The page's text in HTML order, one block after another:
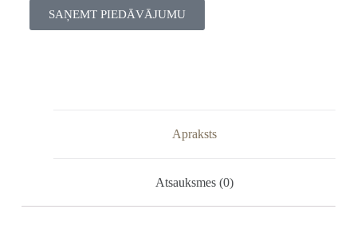
SAŅEMT PIEDĀVĀJUMU
Apraksts
Atsauksmes (0)